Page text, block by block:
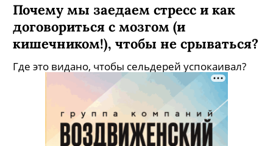
Почему мы заедаем стресс и как
договориться с мозгом (и
кишечником!), чтобы не срываться?
Где это видано, чтобы сельдерей успокаивал?